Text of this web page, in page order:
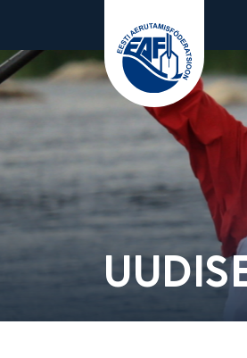
Eesti Aerutamisföderatsioon